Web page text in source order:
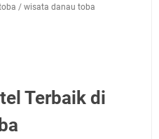
/ wisata danau toba
Terbaik di